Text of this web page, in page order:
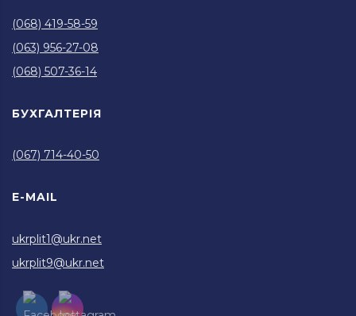
(068) 419-58-59
(063) 956-27-08
(068) 507-36-14
БУХГАЛТЕРІЯ
(067) 714-40-50
E-MAIL
ukrplit1@ukr.net
ukrplit9@ukr.net